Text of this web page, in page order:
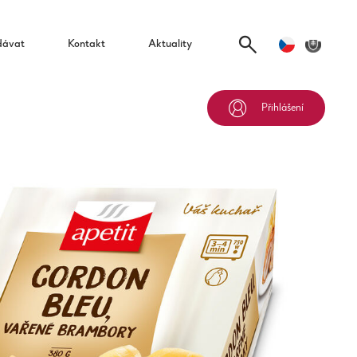
Kontakt Aktuality
Přihlášení